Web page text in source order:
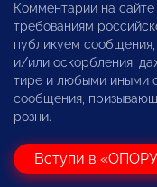
Комментарии на
требованиям
публикуем
и/или оскорбления,
тире и любыми иными
сообщения,
розни.
Вступи в